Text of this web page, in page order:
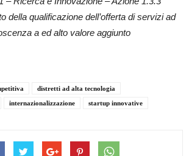
della qualificazione dell’offerta di servizi ad
a ed alto valore aggiunto
distretti ad alta tecnologia
internazionalizzazione startup innovative